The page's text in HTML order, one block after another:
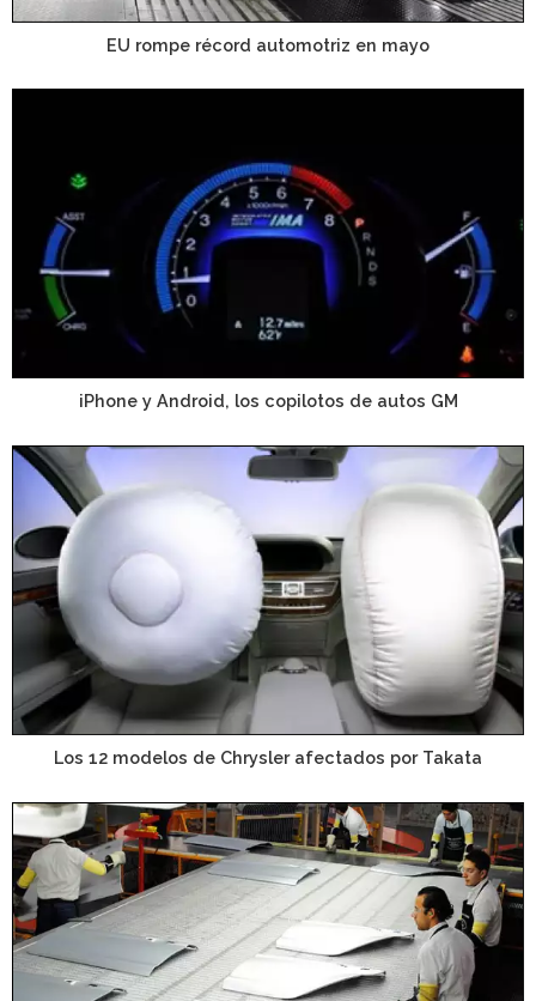
EU rompe récord automotriz en mayo
iPhone y Android, los copilotos de autos GM
Los 12 modelos de Chrysler afectados por Takata